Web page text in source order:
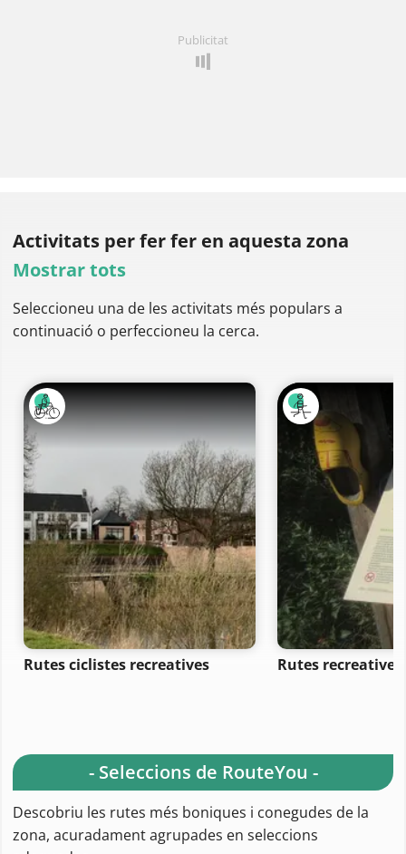
Publicitat
Activitats per ferfer en aquesta zona
Mostrar tots
Seleccioneu una de les activitats més populars a
continuació o perfeccioneu la cerca.
Rutes ciclistes recreatives Rutes
- Seleccions de RouteYou -
Descobriu les rutes més boniques i conegudes de la
zona, acuradament agrupades en seleccions